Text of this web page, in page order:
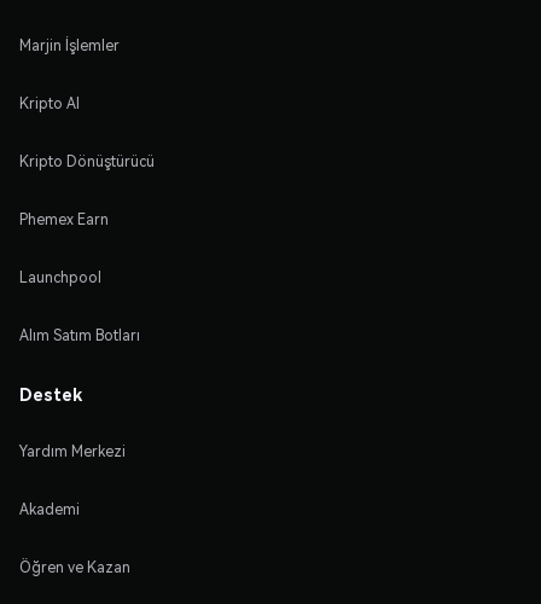
Marjin İşlemler
Kripto Al
Kripto Dönüştürücü
Phemex Earn
Launchpool
Alım Satım Botları
Destek
Yardım Merkezi
Akademi
Öğren ve Kazan